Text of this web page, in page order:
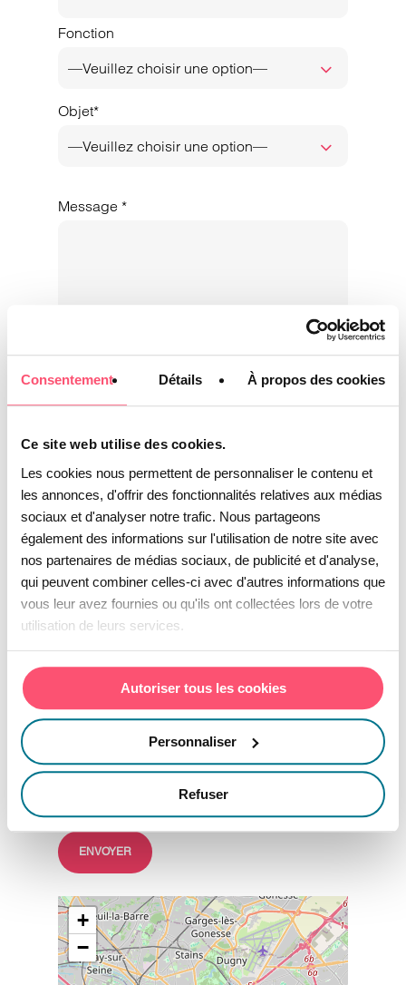
Consentement Détails À propos des cookies
Ce site web utilise des cookies.
Les cookies nous permettent de personnaliser le contenu et
les annonces, d'offrir des fonctionnalités relatives aux médias
sociaux et d'analyser notre trafic. Nous partageons
également des informations sur l'utilisation de notre site avec
nos partenaires de médias sociaux, de publicité et d'analyse,
qui peuvent combiner celles-ci avec d'autres informations que
vous leur avez fournies ou qu'ils ont collectées lors de votre
utilisation de leurs services.
Autoriser tous les cookies
Personnaliser
Refuser
Fonction
—Veuillez choisir une option—
Objet*
—Veuillez choisir une option—
Message *
Comment avez-vous connu Vivetic Group?*
—Veuillez choisir une option—
Recevoir les actualités et les informations de
Les finalités de traitement que Vivetic Group
effectuent sont les suivantes : envoi
d'informations commerciales et/ou de
notifications et/ou de documents demandés,
nos clients et/ou nos partenaires
+
−